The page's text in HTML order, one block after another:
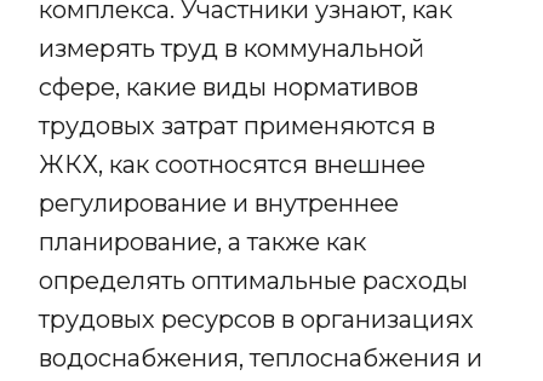
комплекса. Участники узнают, как
измерять труд в коммунальной
сфере, какие виды нормативов
трудовых затрат применяются в
ЖКХ, как соотносятся внешнее
регулирование и внутреннее
планирование, а также как
определять оптимальные расходы
трудовых ресурсов в организациях
водоснабжения, теплоснабжения и